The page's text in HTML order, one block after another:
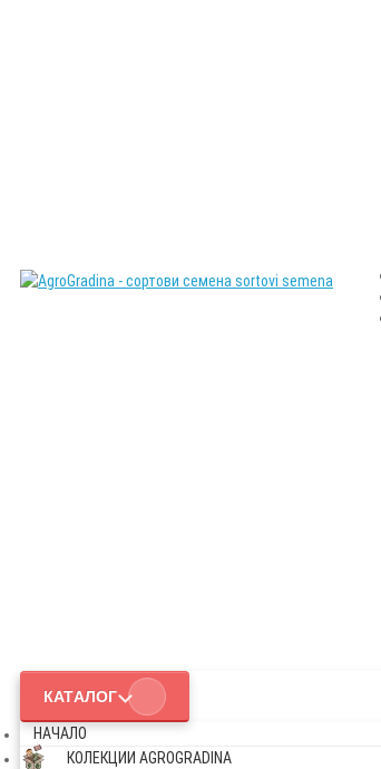
КАТАЛОГ
НАЧАЛО
КОЛЕКЦИИ AGROGRADINA